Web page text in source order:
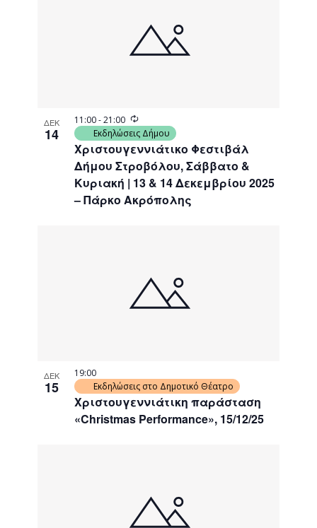
ΔΕΚ
14
Χριστουγεννιάτικο Φεστιβάλ
Δήμου Στροβόλου, Σάββατο &
Κυριακή | 13 & 14 Δεκεμβρίου 2025
– Πάρκο Ακρόπολης
11:00-21:00
Recurring
Εκδηλώσεις Δήμου
ΔΕΚ
15
Χριστουγεννιάτικη παράσταση
«Christmas Performance», 15/12/25
19:00
Εκδηλώσεις στο Δημοτικό Θέατρο